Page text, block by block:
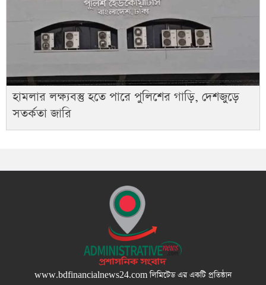
হামলার লক্ষ্যবস্তু হতে পারে পুলিশের গাড়ি, দেশজুড়ে
সতর্কতা জারি
www.bdfinancialnews24.comলিমিটেড এর একটি প্রতিষ্ঠান